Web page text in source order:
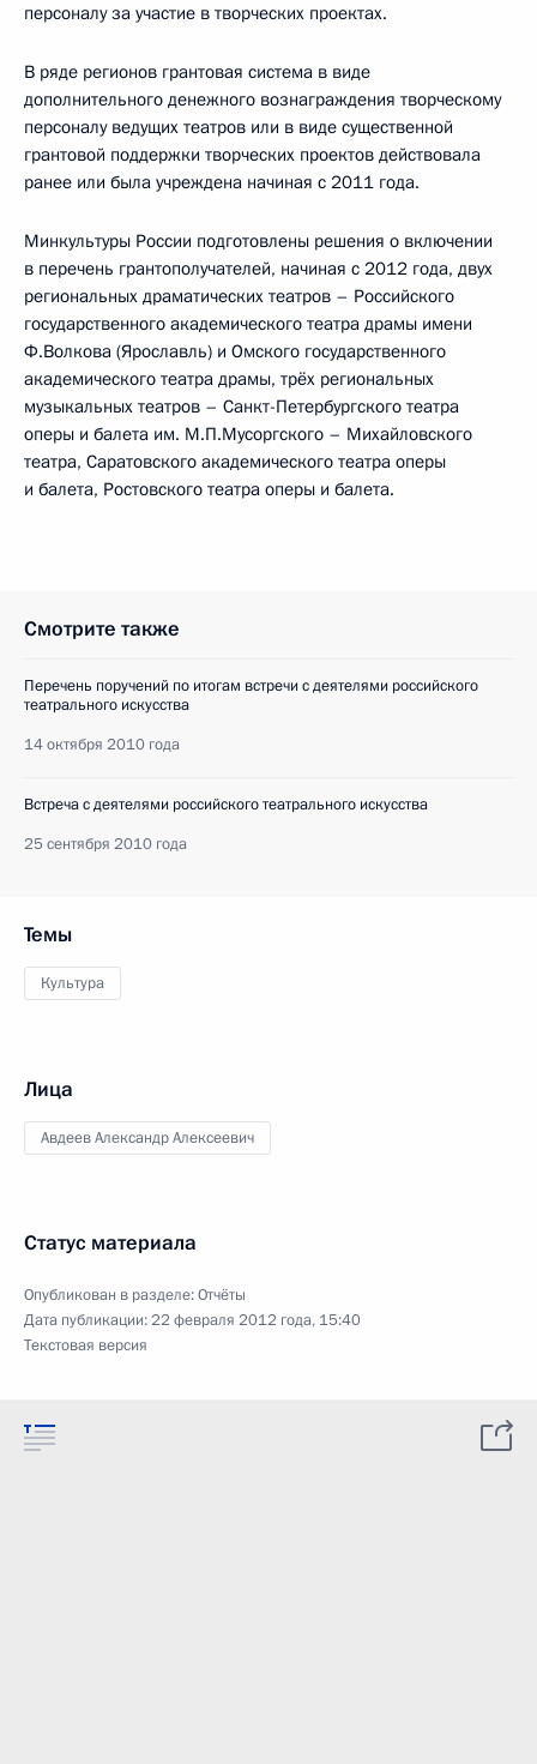
персоналу за участие в творческих проектах.
В ряде регионов грантовая система в виде
дополнительного денежного вознаграждения творческому
персоналу ведущих театров или в виде существенной
грантовой поддержки творческих проектов действовала
ранее или была учреждена начиная с 2011 года.
Минкультуры России подготовлены решения о включении
в перечень грантополучателей, начиная с 2012 года, двух
региональных драматических театров – Российского
государственного академического театра драмы имени
Ф.Волкова (Ярославль) и Омского государственного
академического театра драмы, трёх региональных
музыкальных театров – Санкт-Петербургского театра
оперы и балета им. М.П.Мусоргского – Михайловского
театра, Саратовского академического театра оперы
и балета, Ростовского театра оперы и балета.
Смотрите также
Перечень поручений по итогам встречи с деятелями российского
театрального искусства
14 октября 2010 года
Встреча с деятелями российского театрального искусства
25 сентября 2010 года
Темы
Культура
Лица
Авдеев Александр Алексеевич
Статус материала
Опубликован в разделе:Отчёты
Дата публикации:22 февраля 2012 года, 15:40
Текстовая версия